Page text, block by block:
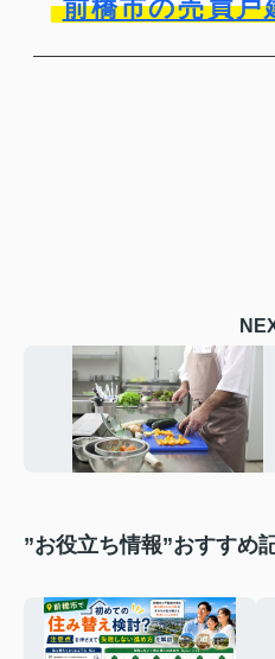
前橋市の売買
”お役立ち情報”おすすめ